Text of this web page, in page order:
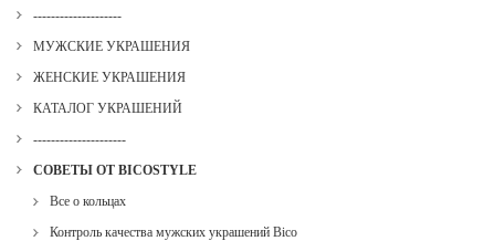
--------------------
МУЖСКИЕ УКРАШЕНИЯ
ЖЕНСКИЕ УКРАШЕНИЯ
КАТАЛОГ УКРАШЕНИЙ
---------------------
СОВЕТЫ ОТ BICOSTYLE
Все о кольцах
Контроль качества мужских украшений Bico